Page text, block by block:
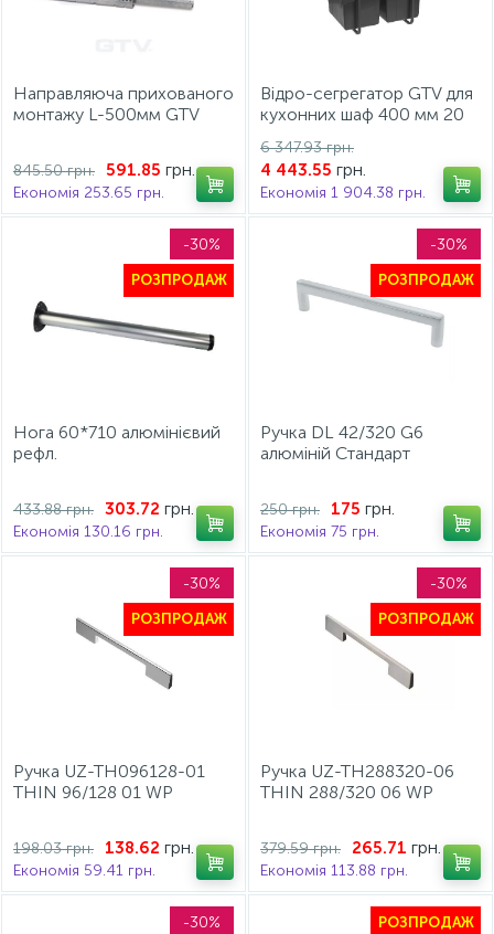
Направляюча прихованого
монтажу L-500мм GTV
ModernSlide Pro
591.85 грн.
845.50 грн.
Економія 253.65 грн.
Відро-сегрегатор GTV для
кухонних шаф 400 мм 20
4 443.55 грн.
6 347.93 грн.
Економія 1 904.38 грн.
-30%
РОЗПРОДАЖ
Нога 60*710 алюмінієвий
рефл.
303.72 грн.
433.88 грн.
Економія 130.16 грн.
-30%
РОЗПРОДАЖ
Ручка DL 42/320 G6
алюміній Стандарт
175 грн.
250 грн.
Економія 75 грн.
-30%
РОЗПРОДАЖ
Ручка UZ-TH096128-01
THIN 96/128 01 WP
138.62 грн.
198.03 грн.
Економія 59.41 грн.
-30%
РОЗПРОДАЖ
Ручка UZ-TH288320-06
THIN 288/320 06 WP
265.71 грн.
379.59 грн.
Економія 113.88 грн.
-30% РОЗПРОДАЖ